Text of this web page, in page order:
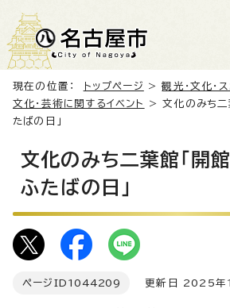
現在の位置： トップページ >観光・文化・
文化・芸術に関するイベント
> 文化のみち
たばの日」
文化のみち二葉館「
ふたばの日」
ページID 1044209 更新日 2025年